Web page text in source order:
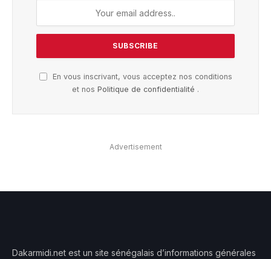
En vous inscrivant, vous acceptez nos conditions
et nos Politique de confidentialité .
Advertisement
Dakarmidi.net est un site sénégalais d’informations générales